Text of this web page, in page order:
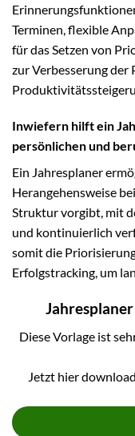
Terminen, flexible
für das Setzen von
zur Verbesserung der
Inwiefern hilft ein
persönlichen und
Ein Jahresplaner
Herangehensweise
Struktur vorgibt, mit
und kontinuierlich
somit die
Erfolgstracking, um
Diese Vorlage ist
Jetzt hier